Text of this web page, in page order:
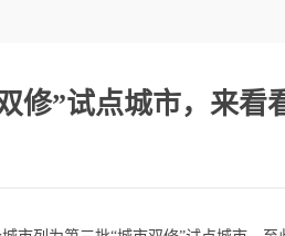
组织机构
参观报名
修”试点城市，来看